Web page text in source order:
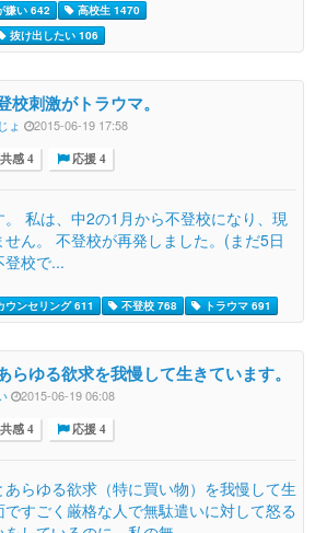
嫌い 642
高校生 1470
抜け出したい 106
校刺激がトラウマ。
ょ 2015-06-19 17:58
感 4 応援 4
私は、中2の1月から不登校になり、現
ん。 不登校が再発しました。(まだ5日
登校で...
ウンセリング 611 不登校 768 トラウマ 691
らゆる欲求を我慢して生きています。
2015-06-19 06:08
感 4 応援 4
らゆる欲求（特に買い物）を我慢して生
すごく厳格な人で無駄遣いに対して怒る